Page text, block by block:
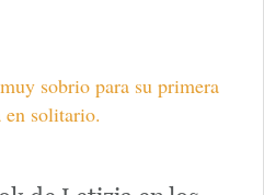
sobrio para su primera
solitario.